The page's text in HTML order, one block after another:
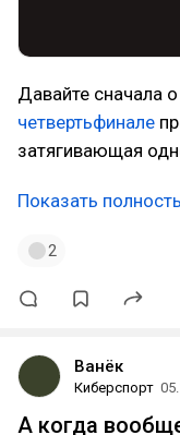
Давайте сначала
четвертьфинале
затягивающая
Показать
2
Ванёк
Киберспорт
А когда